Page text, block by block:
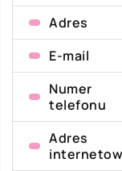
Adres
E-mail
Numer
telefonu
Adres